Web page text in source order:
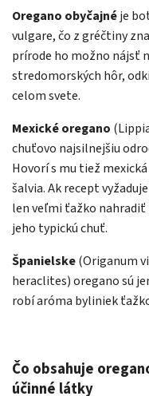
Oregano obyčajnéje
vulgare, čo z gréčtiny
prírode ho možno nájsť
stredomorských hôr,
celom svete.
Mexické oregano
chuťovo najsilnejšiu
Hovorí s mu tiež
šalvia. Ak recept
len veľmi ťažko nahradiť
jeho typickú chuť.
Španielske(Origanum
heraclites) oregano sú
robí aróma byliniek
Čo obsahuje
účinné látky